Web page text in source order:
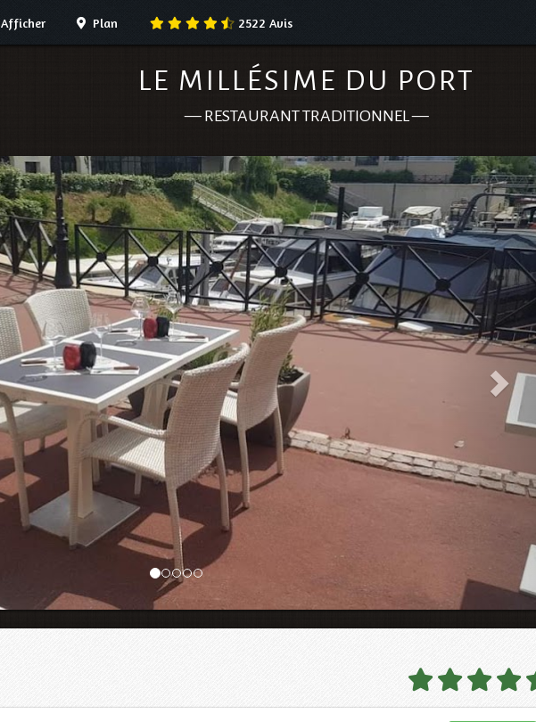
Afficher Plan 2522 Avis
LE MILLÉSIME DU PORT
— RESTAURANT TRADITIONNEL—